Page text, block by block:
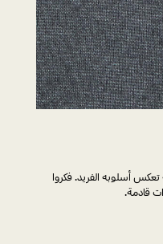
تعكس أسلوبه الفريد. فكروا
قادمة.